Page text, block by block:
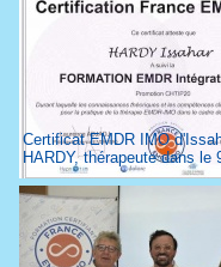
Certificat EMDR IMO
HARDY, thérapeute dans le